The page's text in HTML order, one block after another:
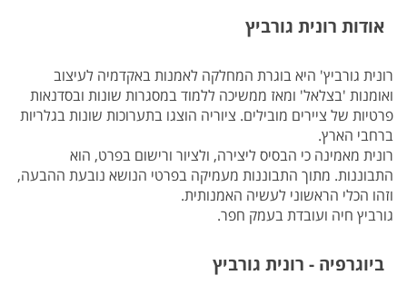
אודות רונית גורביץ
רונית גורביץ' היא בוגרת המחלקה לאמנות באקדמיה לעיצוב
ואומנות 'בצלאל' ומאז ממשיכה ללמוד במסגרות שונות ובסדנאות
פרטיות של ציירים מובילים. ציוריה הוצגו בתערוכות שונות בגלריות
ברחבי הארץ.
רונית מאמינה כי הבסיס ליצירה, ולציור ורישום בפרט, הוא
התבוננות. מתוך התבוננות מעמיקה בפרטי הנושא נובעת ההבעה,
וזהו הכלי הראשוני לעשיה האמנותית.
גורביץ חיה ועובדת בעמק חפר.
ביוגרפיה - רונית גורביץ